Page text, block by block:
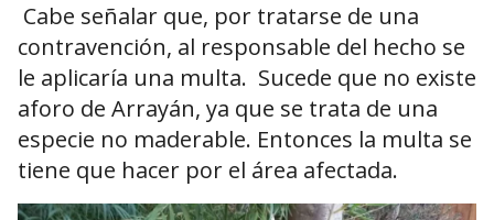
Cabe señalar que, por tratarse de una
contravención, al responsable del hecho se
le aplicaría una multa. Sucede que no existe
aforo de Arrayán, ya que se trata de una
especie no maderable. Entonces la multa se
tiene que hacer por el área afectada.